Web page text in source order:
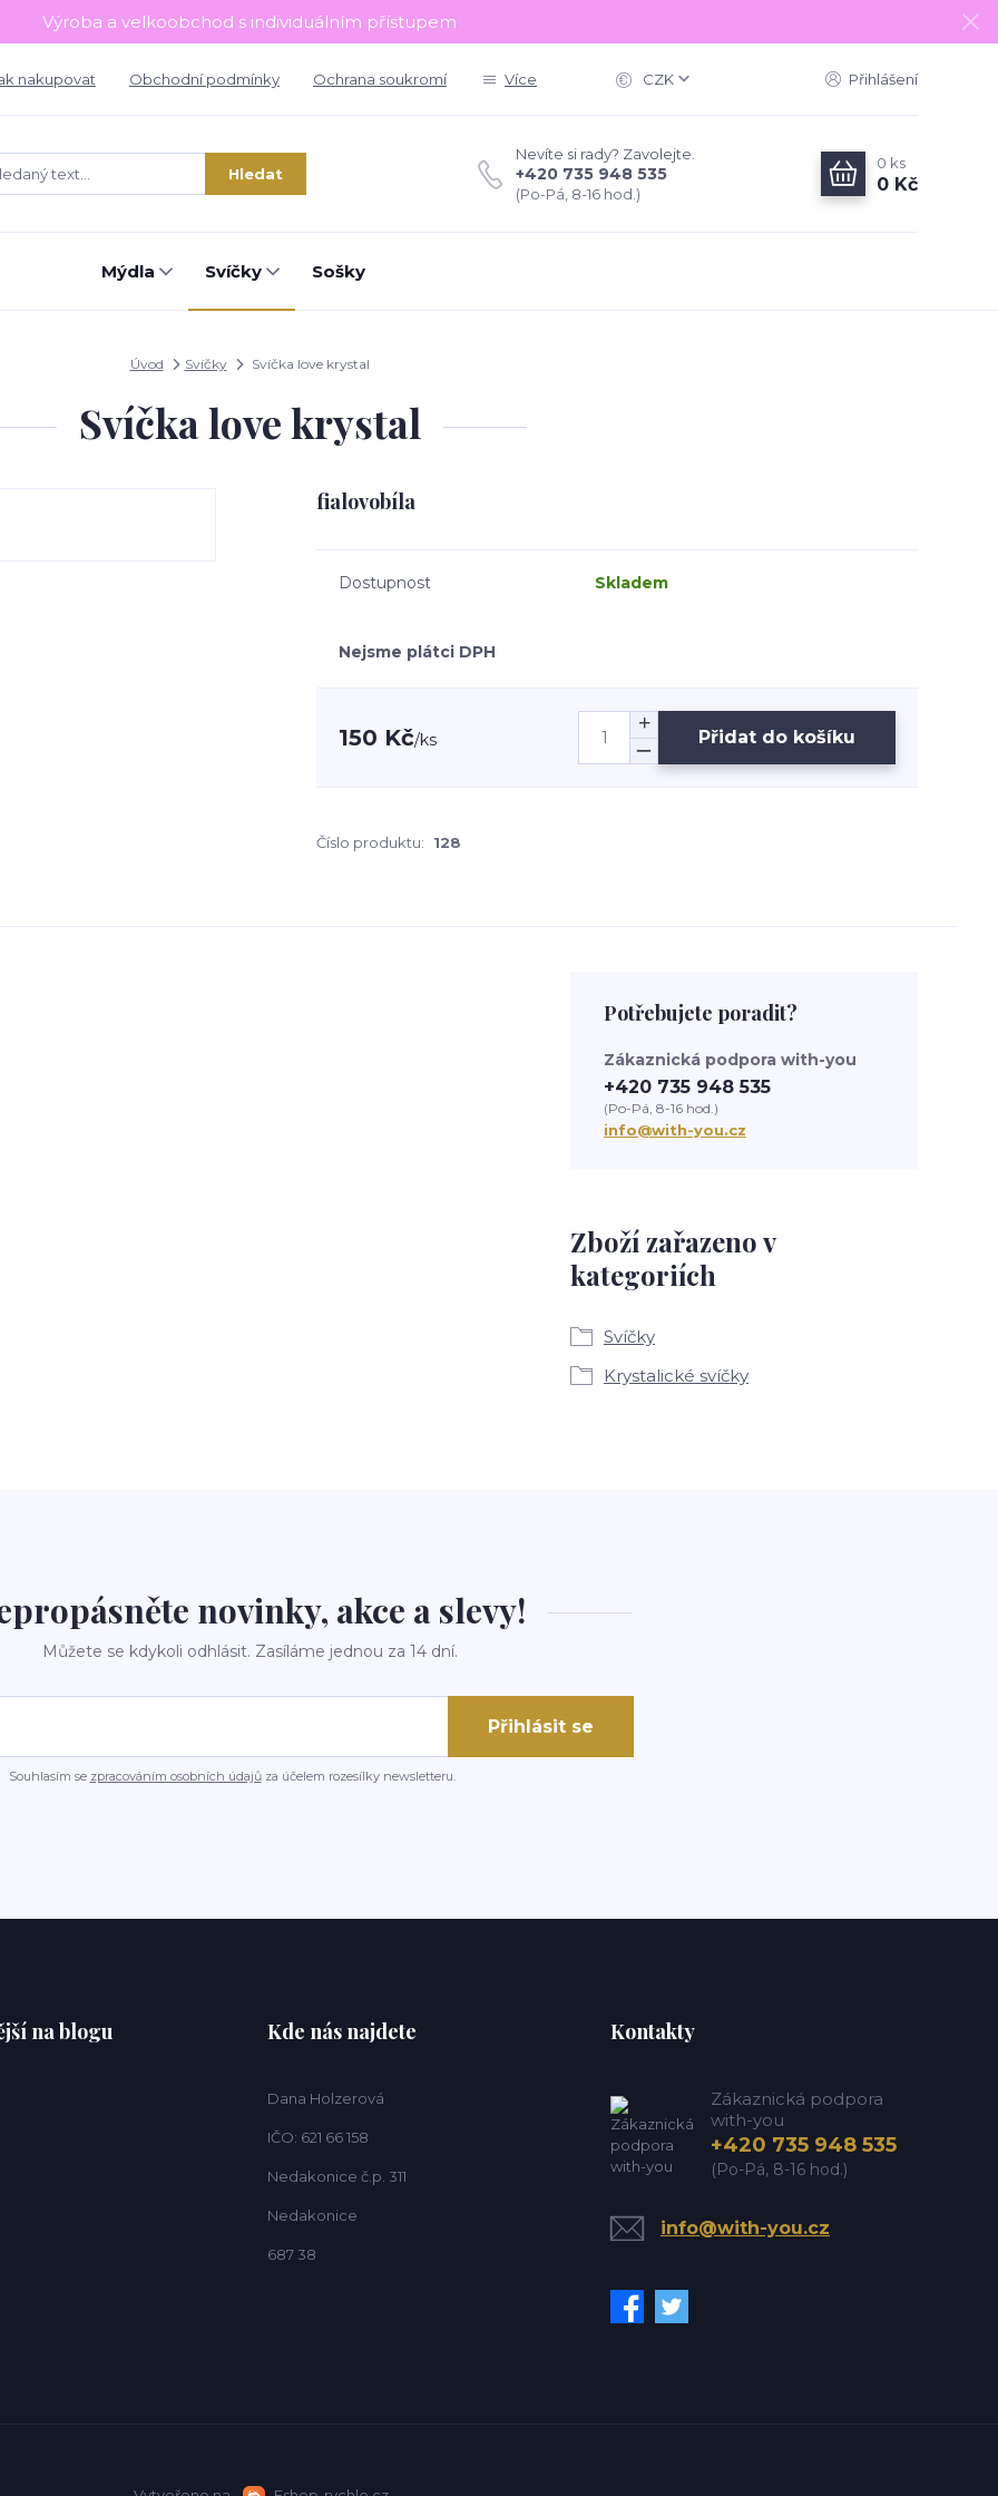
Výroba a velkoobchod s individuálním přístupem
nakupovat Obchodní podmínky Ochrana soukromí Více CZK Přihlášení
Hledat
Nevíte si rady? Zavolejte.
+420 735 948 535
(Po-Pá, 8-16 hod.)
0 ks
0 Kč
Mýdla Svíčky Sošky
Úvod Svíčky Svíčka love krystal
Svíčka love krystal
fialovobíla
Dostupnost Skladem
Nejsme plátci DPH
150 Kč/ks Přidat do košíku
Číslo produktu: 128
Zboží zařazeno v
kategoriích
Svíčky
Krystalické svíčky
Potřebujete poradit?
Zákaznická podpora with-you
+420 735 948 535
(Po-Pá, 8-16 hod.)
info@with-you.cz
novinky, akce a slevy!
Můžete se kdykoli odhlásit. Zasíláme jednou za 14 dní.
Přihlásit se
Souhlasím se zpracováním osobních údajůza účelem rozesílky newsletteru.
na blogu Kde nás najdete
Dana Holzerová
IČO: 621 66 158
Nedakonice č.p. 311
Nedakonice
687 38
Kontakty
Zákaznická podpora
with-you
+420 735 948 535
(Po-Pá, 8-16 hod.)
info@with-you.cz